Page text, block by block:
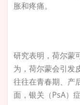
胀和疼痛。
研究表明，荷尔蒙
为，荷尔蒙会引发
往往在青春期、产
面，银关（PsA）